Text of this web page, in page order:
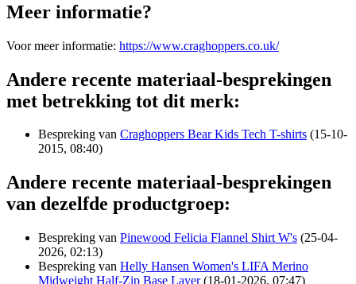
Meer informatie?
Voor meer informatie: https://www.craghoppers.co.uk/
Andere recente materiaal-besprekingen
met betrekking tot dit merk:
Bespreking van Craghoppers Bear Kids Tech T-shirts (15-10-
2015, 08:40)
Andere recente materiaal-besprekingen
van dezelfde productgroep:
Bespreking van Pinewood Felicia Flannel Shirt W's (25-04-
2026, 02:13)
Bespreking van Helly Hansen Women's LIFA Merino
Midweight Half-Zip Base Layer (18-01-2026, 07:47)